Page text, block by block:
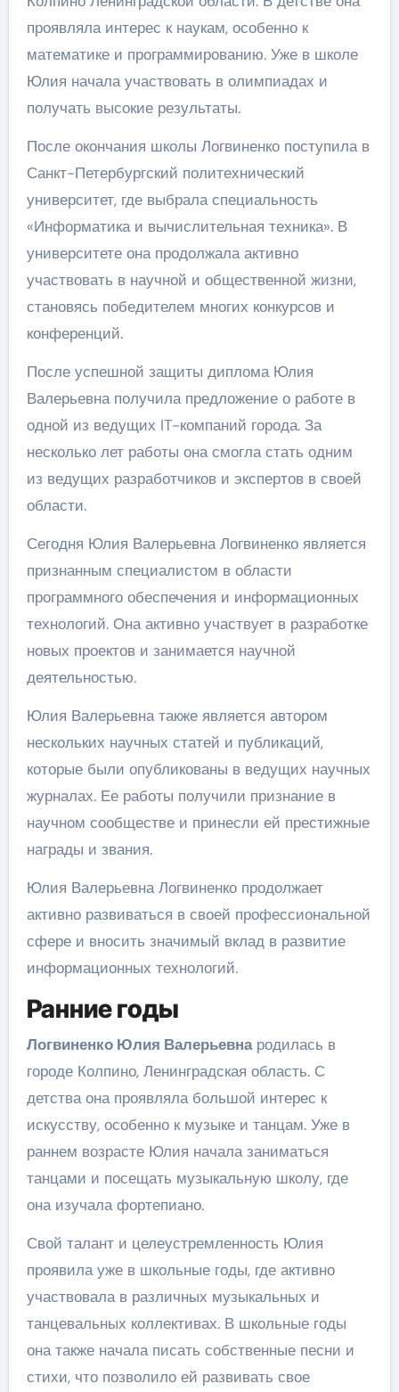
проявляла интерес к наукам, особенно к
математике и программированию. Уже в школе
Юлия начала участвовать в олимпиадах и
получать высокие результаты.
После окончания школы Логвиненко поступила в
Санкт-Петербургский политехнический
университет, где выбрала специальность
«Информатика и вычислительная техника». В
университете она продолжала активно
участвовать в научной и общественной жизни,
становясь победителем многих конкурсов и
конференций.
После успешной защиты диплома Юлия
Валерьевна получила предложение о работе в
одной из ведущих IT-компаний города. За
несколько лет работы она смогла стать одним
из ведущих разработчиков и экспертов в своей
области.
Сегодня Юлия Валерьевна Логвиненко является
признанным специалистом в области
программного обеспечения и информационных
технологий. Она активно участвует в разработке
новых проектов и занимается научной
деятельностью.
Юлия Валерьевна также является автором
нескольких научных статей и публикаций,
которые были опубликованы в ведущих научных
журналах. Ее работы получили признание в
научном сообществе и принесли ей престижные
награды и звания.
Юлия Валерьевна Логвиненко продолжает
активно развиваться в своей профессиональной
сфере и вносить значимый вклад в развитие
информационных технологий.
Ранние годы
Логвиненко Юлия Валерьевнародилась в
городе Колпино, Ленинградская область. С
детства она проявляла большой интерес к
искусству, особенно к музыке и танцам. Уже в
раннем возрасте Юлия начала заниматься
танцами и посещать музыкальную школу, где
она изучала фортепиано.
Свой талант и целеустремленность Юлия
проявила уже в школьные годы, где активно
участвовала в различных музыкальных и
танцевальных коллективах. В школьные годы
она также начала писать собственные песни и
стихи, что позволило ей развивать свое